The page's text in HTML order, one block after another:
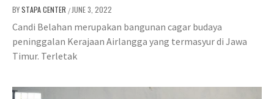
BYSTAPA CENTER / JUNE 3, 2022
Candi Belahan merupakan bangunan cagar budaya
peninggalan Kerajaan Airlangga yang termasyur di Jawa
Timur. Terletak